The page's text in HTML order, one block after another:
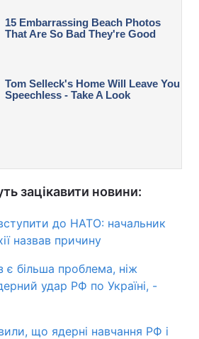
зацікавити новини:
до НАТО: начальник
назвав причину
більша проблема, ніж
удар РФ по Україні, -
що ядерні навчання РФ і